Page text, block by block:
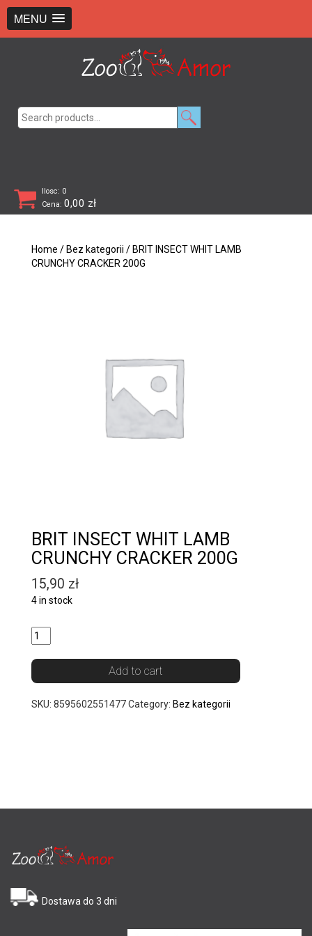
MENU
Ilosc: 0
Cena: 0,00 zł
Home / Bez kategorii / BRIT INSECT WHIT LAMB
CRUNCHY CRACKER 200G
BRIT INSECT WHIT LAMB
CRUNCHY CRACKER 200G
15,90 zł
4 in stock
Add to cart
SKU: 8595602551477Category: Bez kategorii
Dostawa do 3 dni